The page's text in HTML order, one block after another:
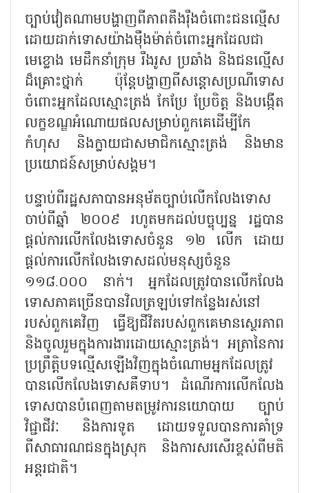
ច្បាប់វៀតណាមបង្ហាញពីភាពតឹងរ៉ឹងចំពោះជនល្មើស
ដោយដាក់ទោសយ៉ាងម៉ឺងម៉ាត់ចំពោះអ្នកដែលជា
មេខ្លោង មេដឹកនាំក្រុម រឹងរូស ប្រឆាំង និងជនល្មើស
ដ៏គ្រោះថ្នាក់ ប៉ុន្តែបង្ហាញពីសន្តោសប្រណីទោស
ចំពោះអ្នកដែលស្មោះត្រង់ កែប្រែ ប្រែចិត្ត និងបង្កើត
លក្ខខណ្ឌអំណោយផលសម្រាប់ពួកគេដើម្បីកែ
កំហុស និងក្លាយជាសមាជិកស្មោះត្រង់ និងមាន
ប្រយោជន៍សម្រាប់សង្គម។
បន្ទាប់ពីរដ្ឋសភាបានអនុម័តច្បាប់លើកលែងទោស
ចាប់ពីឆ្នាំ ២០០៩ រហូតមកដល់បច្ចុប្បន្ន រដ្ឋបាន
ផ្តល់ការលើកលែងទោសចំនួន ១២ លើក ដោយ
ផ្តល់ការលើកលែងទោសដល់មនុស្សចំនួន
១១៨.០០០ នាក់។ អ្នកដែលត្រូវបានលើកលែង
ទោសភាគច្រើនបានវិលត្រឡប់ទៅកន្លែងរស់នៅ
របស់ពួកគេវិញ ធ្វើឱ្យជីវិតរបស់ពួកគេមានស្ថេរភាព
និងចូលរួមក្នុងការងារដោយស្មោះត្រង់។ អត្រានៃការ
ប្រព្រឹត្តិបទល្មើសឡើងវិញក្នុងចំណោមអ្នកដែលត្រូវ
បានលើកលែងទោសគឺទាប។ ដំណើរការលើកលែង
ទោសបានបំពេញតាមតម្រូវការនយោបាយ ច្បាប់
វិជ្ជាជីវៈ និងការទូត ដោយទទួលបានការគាំទ្រ
ពីសាធារណជនក្នុងស្រុក និងការសរសើរខ្ពស់ពីមតិ
អន្តរជាតិ។